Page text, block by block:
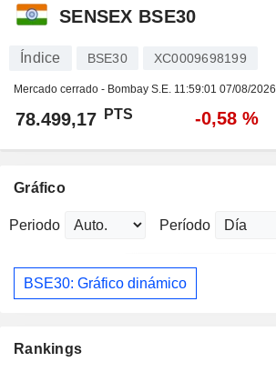
SENSEX BSE30
Índice BSE30 XC0009698199
Mercado cerrado - Bombay S.E. 11:59:01 07/08/2026
78.499,17 PTS -0,58 %
Gráfico
Periodo Período
BSE30: Gráfico dinámico
Rankings